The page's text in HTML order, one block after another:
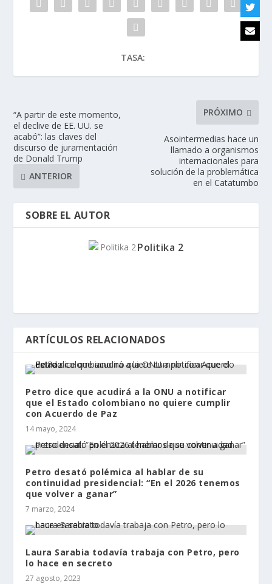
TASA:
“A partir de este momento,
el declive de EE. UU. se
acabó”: las claves del
discurso de juramentación
de Donald Trump
ANTERIOR
PRÓXIMO
Asointermedias hace un
llamado a organismos
internacionales para
solución de la problemática
en el Catatumbo
SOBRE EL AUTOR
Politika 2
ARTÍCULOS RELACIONADOS
Petro dice que acudirá a la ONU a notificar
que el Estado colombiano no quiere cumplir
con Acuerdo de Paz
14 mayo, 2024
Petro desató polémica al hablar de su
continuidad presidencial: “En el 2026 tenemos
que volver a ganar”
7 marzo, 2024
Laura Sarabia todavía trabaja con Petro, pero
lo hace en secreto
27 agosto, 2023